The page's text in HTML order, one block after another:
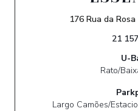
176 Rua da
21
U-
Rato/
Largo Camões/